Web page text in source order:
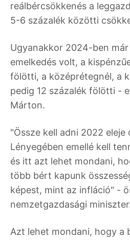
reálbércsökkenés a
5-6 százalék közötti
Ugyanakkor 2024-ben
emelkedés volt, a
fölötti, a középrétegnél, a
pedig 12 százalék fölötti -
Márton.
"Össze kell adni 2022
Lényegében emellé kell
és itt azt lehet mondani,
több bért kapunk
képest, mint az infláció" -
nemzetgazdasági
Azt lehet mondani, hogy a